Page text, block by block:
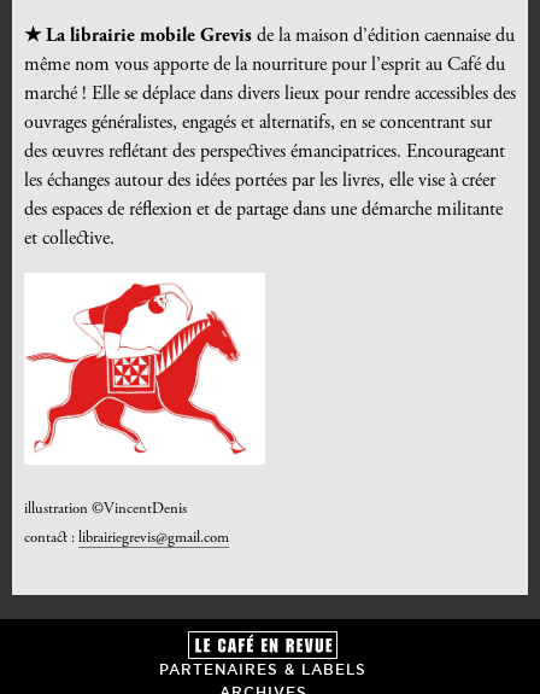
★ La librairie mobile Grevis de la maison d’édition caennaise du
même nom vous apporte de la nourriture pour l’esprit au Café du
marché ! Elle se déplace dans divers lieux pour rendre accessibles des
ouvrages généralistes, engagés et alternatifs, en se concentrant sur
des œuvres reflétant des perspectives émancipatrices. Encourageant
les échanges autour des idées portées par les livres, elle vise à créer
des espaces de réflexion et de partage dans une démarche militante
et collective.
illustration ©VincentDenis
contact : librairiegrevis@gmail.com
PARTENAIRES & LABELS